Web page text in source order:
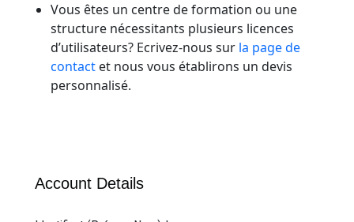
Vous êtes un centre de formation ou une
structure nécessitants plusieurs licences
d’utilisateurs? Ecrivez-nous sur la page de
contact et nous vous établirons un devis
personnalisé.
Account Details